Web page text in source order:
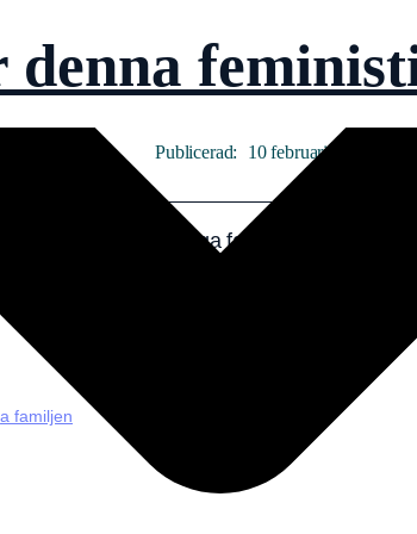
10 februari, 2022
🥳 ”Den gudomliga familjen vann jag i
men titel och framsida fick mig fast.
och vad de olika huvudkaraktärerna